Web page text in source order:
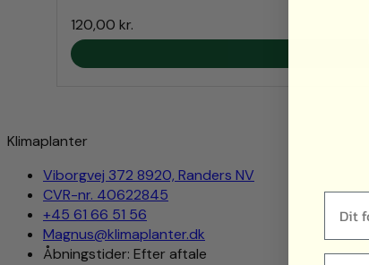
120,00 kr.
Klimaplanter
Viborgvej 372 8920, Randers NV
CVR-nr. 40622845
+45 61 66 51 56
Magnus@klimaplanter.dk
Åbningstider: Efter aftale